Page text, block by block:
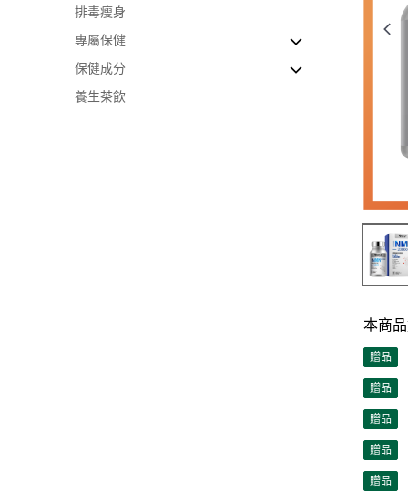
【護肝之選】
【腸胃健康】
【護眼之選】
【骨關節健康】
排毒瘦身
專屬保健
【男士健康】
【女士健康】
保健成分
維他命及礦物質 (Vitamins & Minerals)
養生茶飲
本商
贈品
贈品
贈品
贈品
贈品